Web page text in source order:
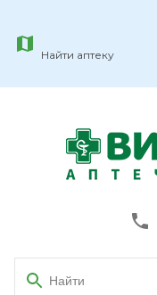
Найти аптеку